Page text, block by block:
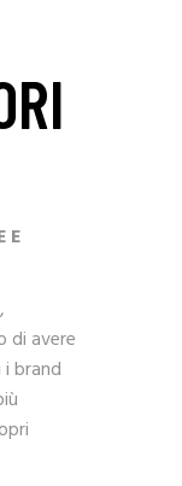
E
di avere
brand